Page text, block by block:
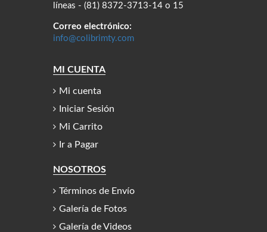
líneas - (81) 8372-3713-14 o 15
Correo electrónico:
info@colibrimty.com
MI CUENTA
Mi cuenta
Iniciar Sesión
Mi Carrito
Ir a Pagar
NOSOTROS
Términos de Envío
Galería de Fotos
Galería de Videos